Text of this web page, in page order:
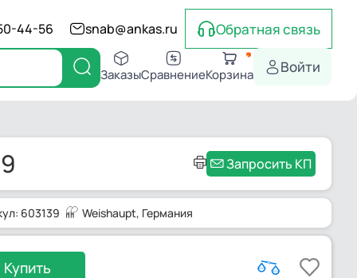
44-56 snab@ankas.ru Обратная связь
ЗаказыСравнениеКорзина Войти
Запросить КП
603139 Weishaupt, Германия
Купить